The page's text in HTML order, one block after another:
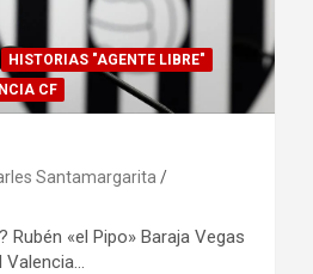
HISTORIAS "AGENTE LIBRE"
CF
Santamargarita
Rubén «el Pipo» Baraja Vegas
Valencia…